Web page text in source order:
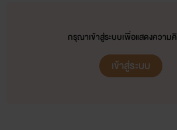
กรุณาเข้าสู่ระบบเพื่อแสดงความ
เข้าสู่ระบบ